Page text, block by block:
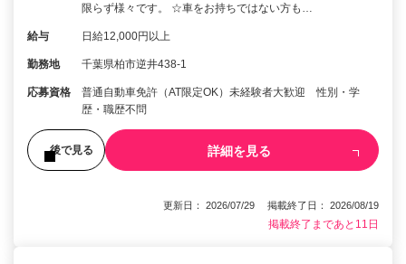
限らず様々です。 ☆車をお持ちではない方も…
給与 日給12,000円以上
勤務地 千葉県柏市逆井438-1
応募資格
普通自動車免許（AT限定OK）未経験者大歓迎 性別・学
歴・職歴不問
後で見る 詳細を見る
更新日： 2026/07/29 掲載終了日： 2026/08/19
掲載終了まであと11日